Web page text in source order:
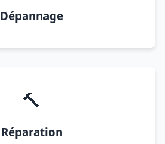
Dépannage
🔨
Réparation